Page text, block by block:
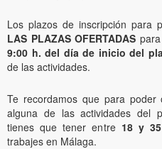
Los plazos de inscripción para
LAS PLAZAS OFERTADAS
9:00 h. del día de inicio del
de las actividades.
Te recordamos que para
alguna de las actividades del
tienes que tener entre 18 y
trabajes en Málaga.